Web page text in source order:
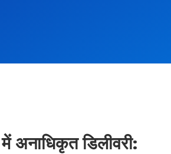
डिलीवरी: